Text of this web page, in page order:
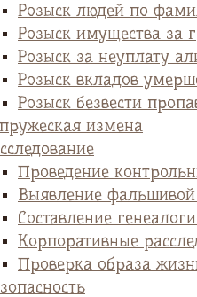
Розыск людей по
Розыск имущества за
Розыск за неуплату
Розыск вкладов
Розыск безвести
измена
Проведение
Выявление фальшивой
Cоставление
Корпоративные
Проверка образа